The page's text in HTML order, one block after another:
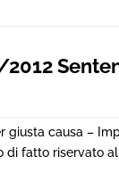
2012
giusta causa –
fatto riservato